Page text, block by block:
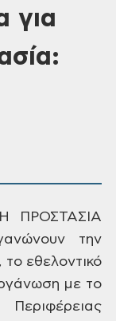
για
ΠΡΟΣΤΑΣΙΑ
την
εθελοντικό
με το